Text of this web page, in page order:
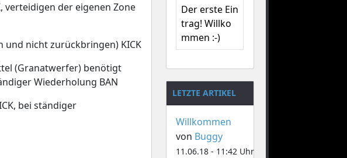
verteidigen der eigenen Zone
und nicht zurückbringen) KICK
(Granatwerfer) benötigt
Wiederholung BAN
bei ständiger
Der erste Ein
trag! Willko
mmen :-)
LETZTE ARTIKEL
Willkommen
von Buggy
11.06.18 - 11:42 Uhr